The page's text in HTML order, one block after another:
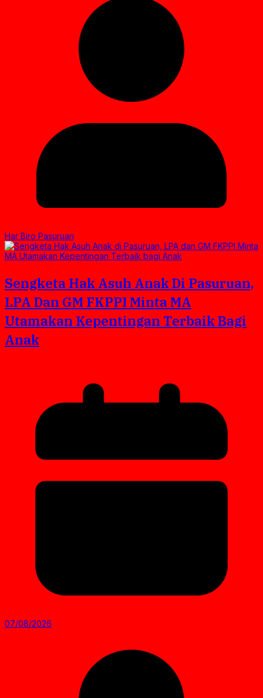
Har Biro Pasuruan
Sengketa Hak Asuh Anak Di Pasuruan,
LPA Dan GM FKPPI Minta MA
Utamakan Kepentingan Terbaik Bagi
Anak
07/08/2026